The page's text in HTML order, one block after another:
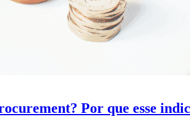
Por que esse